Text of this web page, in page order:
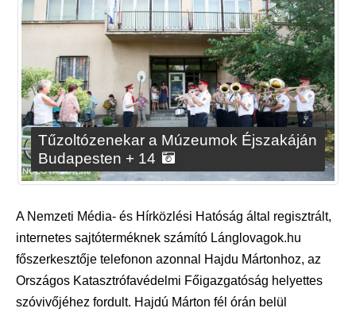
Tűzoltózenekar a Múzeumok Éjszakáján
Budapesten + 14
A Nemzeti Média- és Hírközlési Hatóság által regisztrált,
internetes sajtóterméknek számító Lánglovagok.hu
főszerkesztője telefonon azonnal Hajdu Mártonhoz, az
Országos Katasztrófavédelmi Főigazgatóság helyettes
szóvivőjéhez fordult. Hajdú Márton fél órán belül